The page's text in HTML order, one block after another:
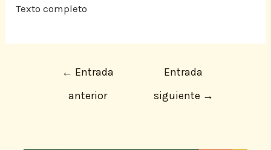
Texto completo
← Entrada
anterior
Entrada
siguiente →